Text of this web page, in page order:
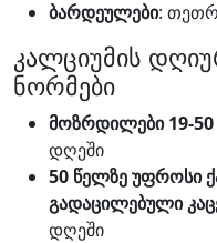
ბარდეულები:
კალციუმის
ნორმები
მოზრდილები 19-
დღეში
50 წელზე უფროსი
გადაცილებული
დღეში